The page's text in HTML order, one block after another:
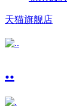
天猫旗舰店
..